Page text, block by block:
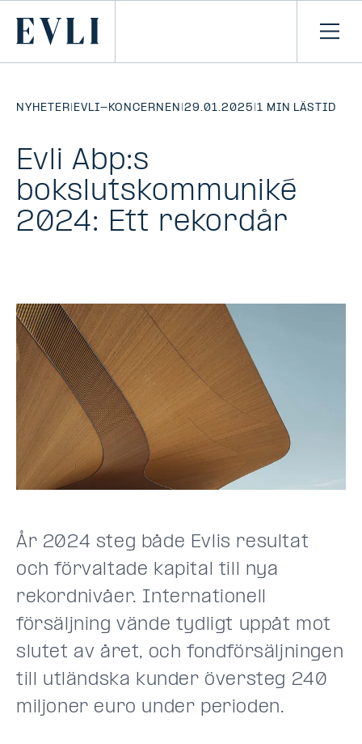
Primary
NYHETER| EVLI-KONCERNEN |29.01.2025 |1 MIN LÄSTID
Evli Abp:s
bokslutskommuniké
2024: Ett rekordår
År 2024 steg både Evlis resultat
och förvaltade kapital till nya
rekordnivåer. Internationell
försäljning vände tydligt uppåt mot
slutet av året, och fondförsäljningen
till utländska kunder översteg 240
miljoner euro under perioden.